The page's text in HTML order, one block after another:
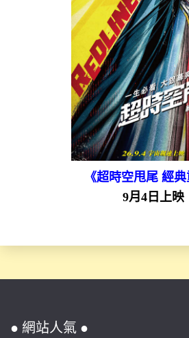
《超時空甩尾 經典
9月4日上映
● 網站人氣 ●